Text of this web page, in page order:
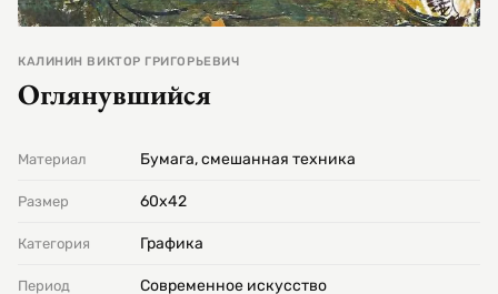
КАЛИНИН ВИКТОР ГРИГОРЬЕВИЧ
Оглянувшийся
Материал Бумага, смешанная техника
Размер 60х42
Категория Графика
Период Современное искусство